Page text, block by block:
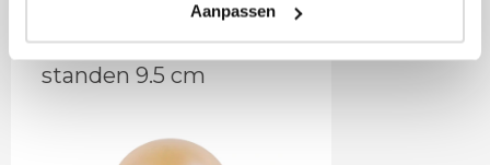
Aanpassen
LED lamp amber 3-
standen 9.5 cm